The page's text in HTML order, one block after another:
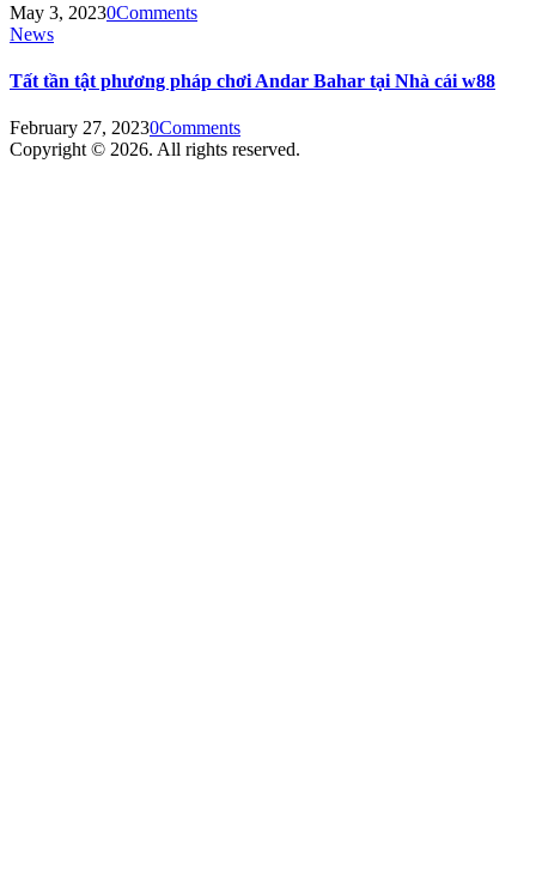
May 3, 20230Comments
News
Tất tần tật phương pháp chơi Andar Bahar tại Nhà cái w88
February 27, 20230Comments
Copyright © 2026. All rights reserved.